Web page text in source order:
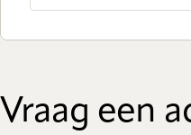
Vraag een